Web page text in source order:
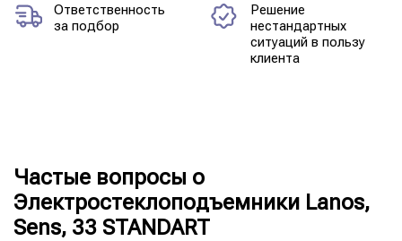
Ответственность
за подбор
Решение
нестандартных
ситуаций в пользу
клиента
Частые вопросы о
Электростеклоподъемники Lanos,
Sens, 33 STANDART